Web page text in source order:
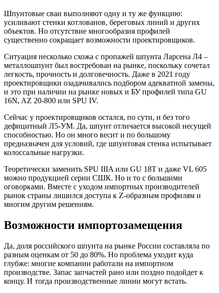
Шпунтовые сваи выполняют одну и ту же функцию:
усиливают стенки котлованов, береговых линий и других
объектов. Но отсутствие многообразия профилей
существенно сокращает возможности проектировщиков.
Ситуация несколько схожа с пропажей шпунта Ларсена Л4 –
металлошпунт был востребован на рынке, поскольку сочетал
легкость, прочность и долговечность. Даже в 2021 году
проектировщики озадачивались подбором адекватной замены,
и это при наличии на рынке новых и БУ профилей типа GU
16N, AZ 20-800 или SPU IV.
Сейчас у проектировщиков остался, по сути, и без того
дефицитный Л5-УМ. Да, шпунт отличается высокой несущей
способностью. Но он много весит и по большому
предназначен для условий, где шпунтовая стенка испытывает
колоссальные нагрузки.
Теоретически заменить SPU IIIA или GU 18Т и даже VL 605
можно продукцией серии СШК. Но и то с большими
оговорками. Вместе с уходом импортных производителей
рынок страны лишился доступа к Z-образным профилям и
многим другим решениям.
Возможности импортозамещения
Да, доля российского шпунта на рынке России составляла по
разным оценкам от 50 до 80%. Но проблема уходит куда
глубже: многие компании работали на импортном
производстве. Запас запчастей рано или поздно подойдет к
концу. И тогда производственные линии могут встать.